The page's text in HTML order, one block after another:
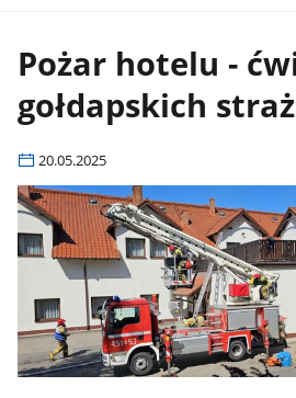
Pożar hotelu -
gołdapskich
20.05.2025